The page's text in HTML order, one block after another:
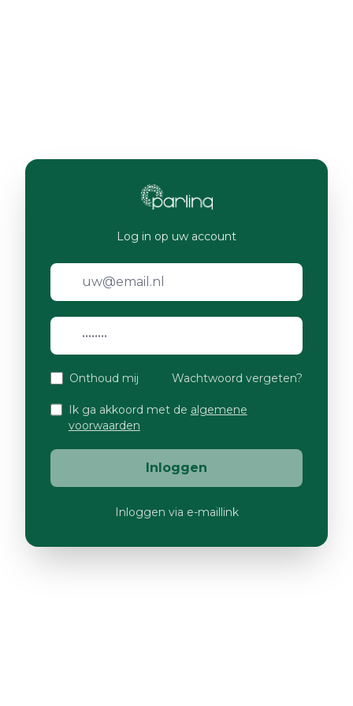
Log in op uw account
Onthoud mij Wachtwoord vergeten?
Ik ga akkoord met de algemene
voorwaarden
Inloggen
Inloggen via e-maillink